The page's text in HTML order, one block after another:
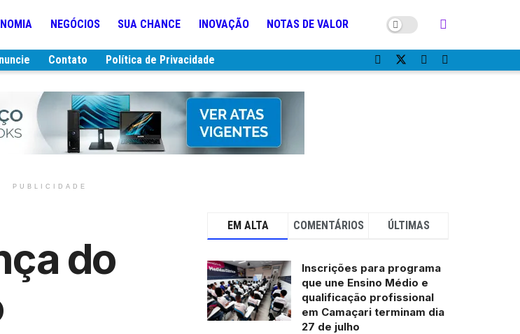
NEGÓCIOS SUA CHANCE INOVAÇÃO NOTAS DE VALOR
Contato Política de Privacidade
PUBLICIDADE
do
EM ALTA COMENTÁRIOS ÚLTIMAS
Inscrições para programa
que une Ensino Médio e
qualificação profissional
em Camaçari terminam dia
27 de julho